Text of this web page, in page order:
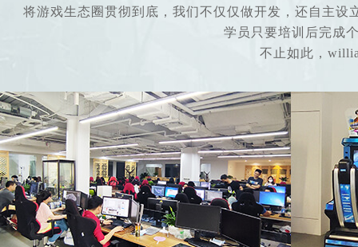
将游戏生态圈贯彻到底，我们不仅仅做开发，还自主
学员只要培训后完成
不止如此，